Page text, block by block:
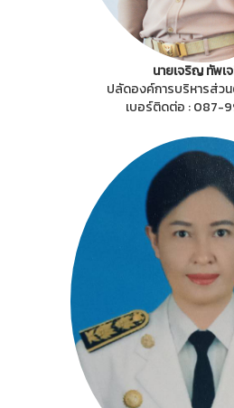
นายเจริญ ทัพเ
ปลัดองค์การบริหารส่ว
เบอร์ติดต่อ : 087-